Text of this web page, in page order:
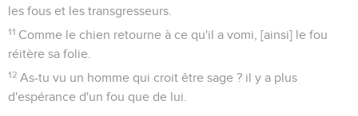
les fous et les transgresseurs.
11 Comme le chien retourne à ce qu'il a vomi, [ainsi] le fou
réitère sa folie.
12 As-tu vu un homme qui croit être sage ? il y a plus
d'espérance d'un fou que de lui.